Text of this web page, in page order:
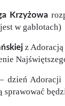
Krzyżowa
w gablotach)
z Adoracją
– dzień Adoracji
sprawować